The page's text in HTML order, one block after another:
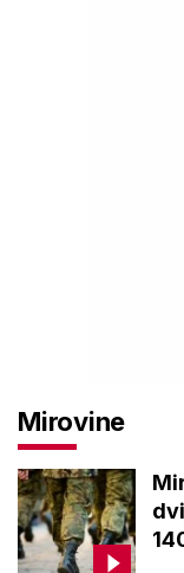
Mirovine